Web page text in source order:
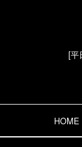
[平
HOME